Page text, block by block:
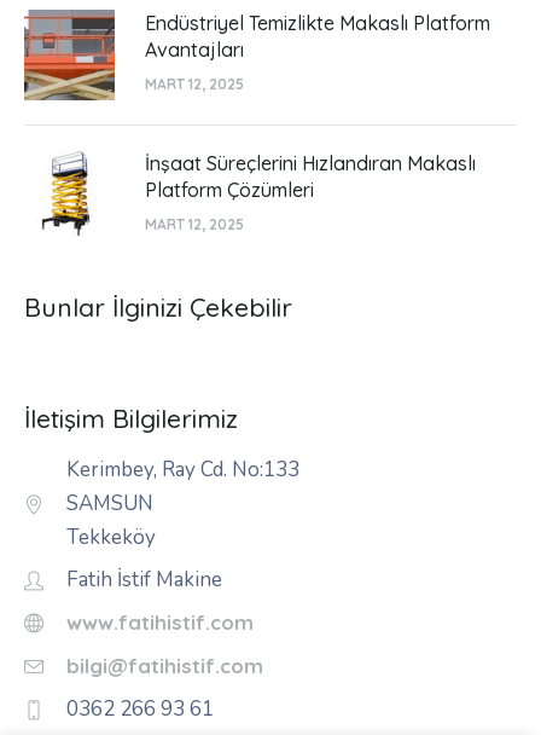
Endüstriyel Temizlikte Makaslı Platform
Avantajları
MART 12, 2025
İnşaat Süreçlerini Hızlandıran Makaslı
Platform Çözümleri
MART 12, 2025
Bunlar İlginizi Çekebilir
İletişim Bilgilerimiz
Kerimbey, Ray Cd. No:133
SAMSUN
Tekkeköy
Fatih İstif Makine
www.fatihistif.com
bilgi@fatihistif.com
0362 266 93 61